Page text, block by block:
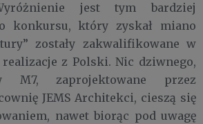
jest tym bardziej
konkursu, który zyskał miano
zostały zakwalifikowane w
z Polski. Nic dziwnego,
M7, zaprojektowane przez
JEMS Architekci, cieszą się
nawet biorąc pod uwagę